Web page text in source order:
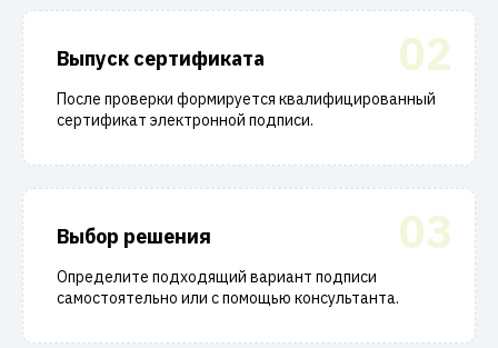
02
Выпуск сертификата
После проверки формируется квалифицированный
сертификат электронной подписи.
03
Выбор решения
Определите подходящий вариант подписи
самостоятельно или с помощью консультанта.